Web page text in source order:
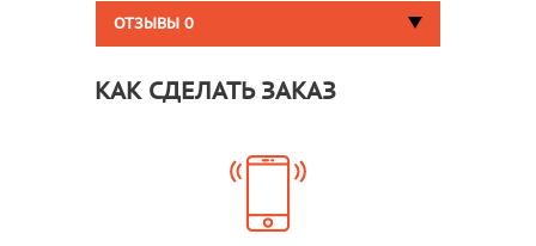
ОТЗЫВЫ 0
КАК СДЕЛАТЬ ЗАКАЗ